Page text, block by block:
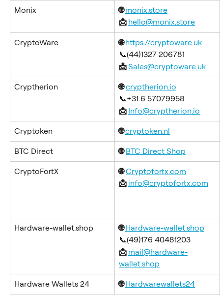
Monix 🌐 monix.store
📩 hello@monix.store
CryptoWare 🌐 https://cryptoware.uk
📞(44)1327 206781
📩 Sales@cryptoware.uk
Cryptherion 🌐 cryptherion.io
📞+31 6 57079958
📩 Info@cryptherion.io
Cryptoken 🌐 cryptoken.nl
BTC Direct 🌐 BTC Direct Shop
CryptoFortX 🌐 Cryptofortx.com
📩 info@cryptofortx.com
Hardware-wallet.shop 🌐 Hardware-wallet.shop
📞(49)176 40481203
📩 mail@hardware-
wallet.shop
Hardware Wallets 24 🌐 Hardwarewallets24